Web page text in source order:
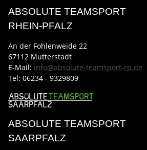
ABSOLUTE TEAMSPORT
RHEIN-PFALZ
An der Fohlenweide 22
67112 Mutterstadt
E-Mail: info@absolute-teamsport-rp.de
Tel: 06234 - 9329809
ABSOLUTE TEAMSPORT
SAARPFALZ